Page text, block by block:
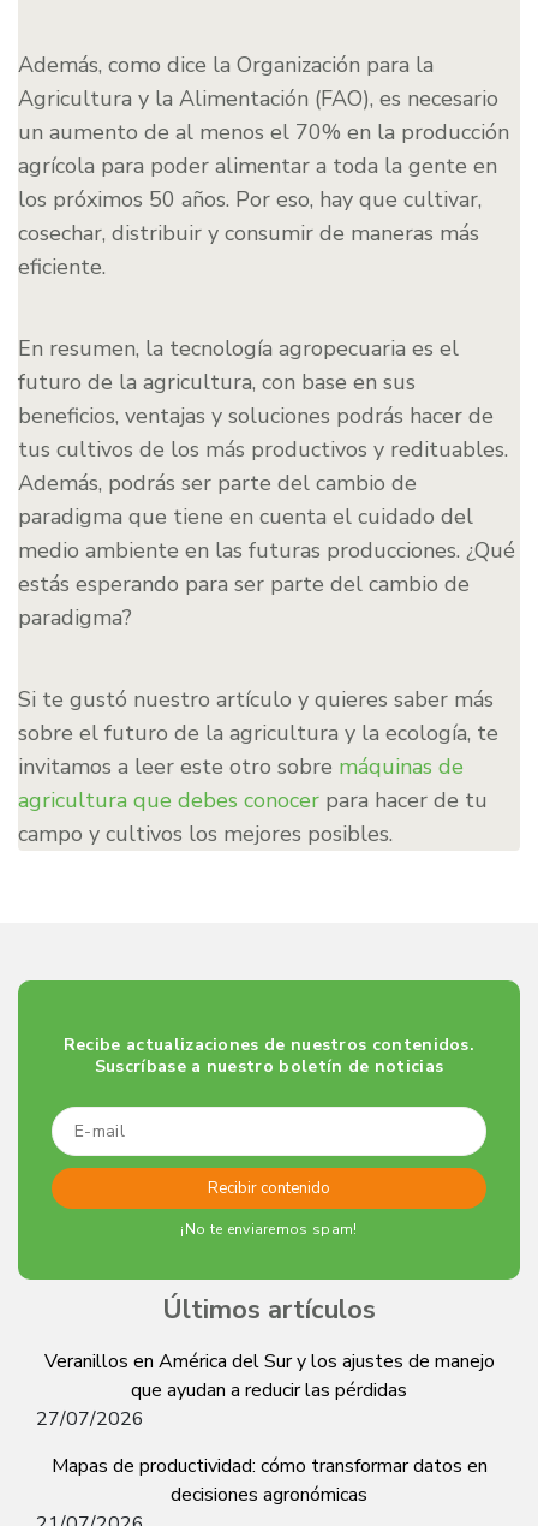
Además, como dice la Organización para la
Agricultura y la Alimentación (FAO), es necesario
un aumento de al menos el 70% en la producción
agrícola para poder alimentar a toda la gente en
los próximos 50 años. Por eso, hay que cultivar,
cosechar, distribuir y consumir de maneras más
eficiente.
En resumen, la tecnología agropecuaria es el
futuro de la agricultura, con base en sus
beneficios, ventajas y soluciones podrás hacer de
tus cultivos de los más productivos y redituables.
Además, podrás ser parte del cambio de
paradigma que tiene en cuenta el cuidado del
medio ambiente en las futuras producciones. ¿Qué
estás esperando para ser parte del cambio de
paradigma?
Si te gustó nuestro artículo y quieres saber más
sobre el futuro de la agricultura y la ecología, te
invitamos a leer este otro sobre máquinas de
agricultura que debes conocer para hacer de tu
campo y cultivos los mejores posibles.
Recibe actualizaciones de nuestros contenidos.
Suscríbase a nuestro boletín de noticias
¡No te enviaremos spam!
Últimos artículos
Veranillos en América del Sur y los ajustes de manejo
que ayudan a reducir las pérdidas
27/07/2026
Mapas de productividad: cómo transformar datos en
decisiones agronómicas